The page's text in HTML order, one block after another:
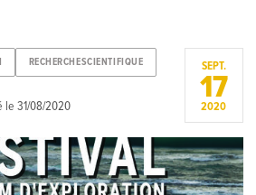
RECHERCHESCIENTIFIQUE
le31/08/2020
SEPT.
17
2020